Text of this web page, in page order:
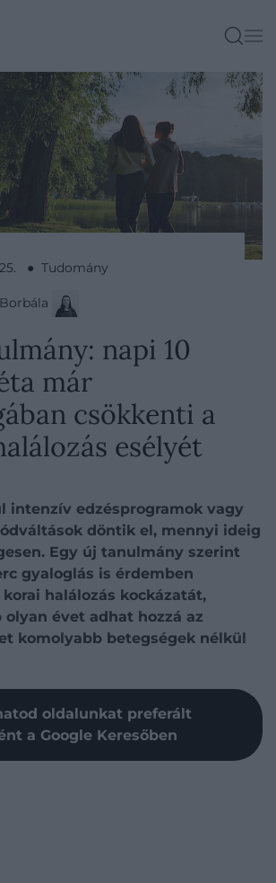
● Tudomány
napi 10
már
csökkenti a
esélyét
intenzív edzésprogramok vagy
döntik el, mennyi ideig
Egy új tanulmány szerint
gyaloglás is érdemben
halálozás kockázatát,
évet adhat hozzá az
komolyabb betegségek nélkül
oldalunkat preferált
a Google Keresőben